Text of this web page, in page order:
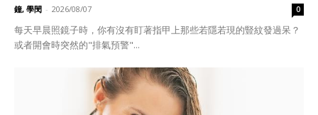
鐘, 學閔 - 2026/08/07 0
每天早晨照鏡子時，你有沒有盯著指甲上那些若隱若現的豎紋發過呆？
或者開會時突然的"排氣預警"...